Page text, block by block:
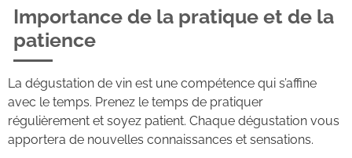
Importance de la pratique et de la
patience
La dégustation de vin est une compétence qui s’affine
avec le temps. Prenez le temps de pratiquer
régulièrement et soyez patient. Chaque dégustation vous
apportera de nouvelles connaissances et sensations.